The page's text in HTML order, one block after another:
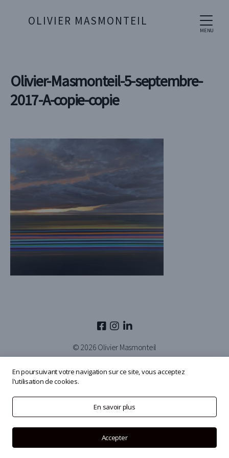
MENU
OLIVIER MASMONTEIL
Olivier-Masmonteil-5-septembre-
2017-A-copie-copie
© 2026 Olivier Masmonteil
En poursuivant votre navigation sur ce site, vous acceptez
l'utilisation de cookies.
En savoir plus
Accepter